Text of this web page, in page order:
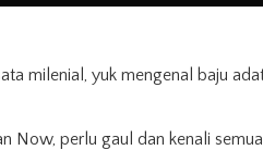
milenial, yuk mengenal baju
Now, perlu gaul dan kenali